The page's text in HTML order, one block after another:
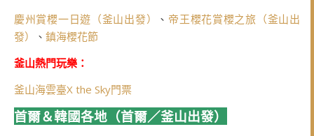
慶州賞櫻一日遊（釜山出發）
、 帝王櫻花賞櫻之旅（釜山出
發）
、 鎮海櫻花節
釜山熱門玩樂：
釜山海雲臺X the Sky門票
首爾＆韓國各地（首爾／釜山出發）